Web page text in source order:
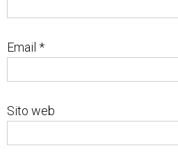
Email *
Sito web